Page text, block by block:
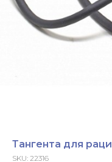
Тангента для
SKU: 22316